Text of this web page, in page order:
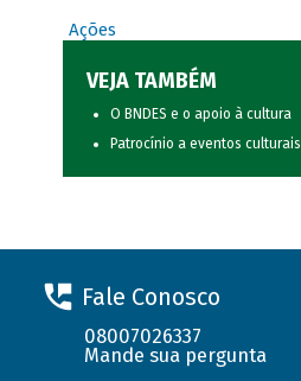
Ações
VEJA TAMBÉM
O BNDES e o apoio à cultura
Patrocínio a eventos culturais
Fale Conosco
08007026337
Mande sua pergunta